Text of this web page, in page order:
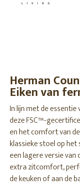
Herman
Eiken van
In lijn met de
deze FSC™-
en het comfort van
klassieke stoel op
een lagere versie
extra zitcomfort,
de keuken of aan de